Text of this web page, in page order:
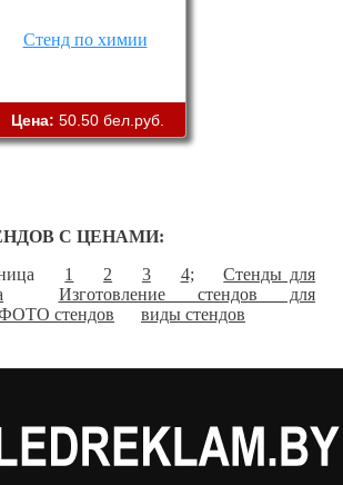
Стенд по химии
Цена: 50.50 бел.руб.
С ЦЕНАМИ:
1 2 3 4;
Стенды для
Изготовление стендов для
стендов виды стендов